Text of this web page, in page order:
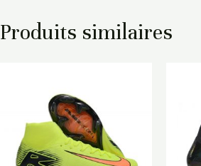
Produits similaires